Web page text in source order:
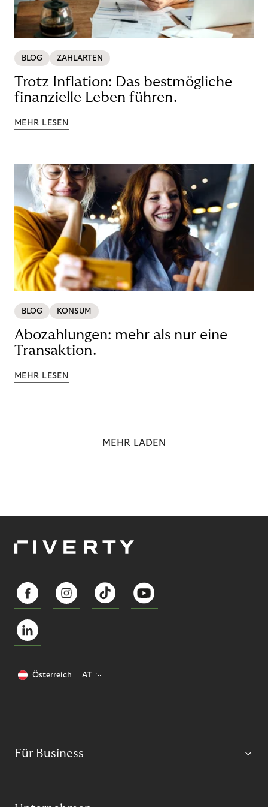
BLOG ZAHLARTEN
Trotz Inflation: Das bestmögliche
finanzielle Leben führen.
MEHR LESEN
BLOG KONSUM
Abozahlungen: mehr als nur eine
Transaktion.
MEHR LESEN
MEHR LADEN
Österreich AT
Für Business